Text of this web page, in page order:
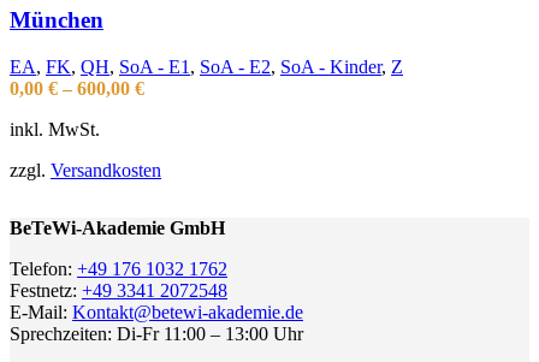
München
EA, FK, QH, SoA - E1 , SoA - E2, SoA - Kinder, Z
0,00 € – 600,00 €
inkl. MwSt.
zzgl. Versandkosten
BeTeWi-Akademie GmbH
Telefon: +49 176 1032 1762
Festnetz: +49 3341 2072548
E-Mail: Kontakt@betewi-akademie.de
Sprechzeiten: Di-Fr 11:00 – 13:00 Uhr